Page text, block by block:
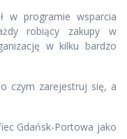
w programie wsparcia
robiący zakupy w
w kilku bardzo
czym zarejestruj się, a
Gdańsk-Portowa jako